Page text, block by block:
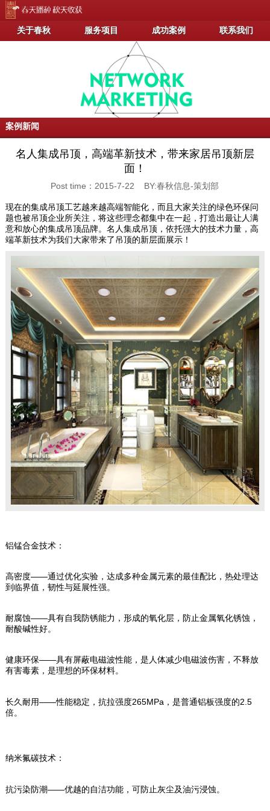
关于春秋 服务项目 成功案例 联系我们
案例新闻
名人集成吊顶，高端革新技术，带来家居吊顶新层
面！
Post time：2015-7-22 BY:春秋信息-策划部
现在的集成吊顶工艺越来越高端智能化，而且大家关注的绿色环保问
题也被吊顶企业所关注，将这些理念都集中在一起，打造出最让人满
意和放心的集成吊顶品牌。名人集成吊顶，依托强大的技术力量，高
端革新技术为我们大家带来了吊顶的新层面展示！
铝锰合金技术：
高密度——通过优化实验，达成多种金属元素的最佳配比，热处理达
到临界值，韧性与延展性强。
耐腐蚀——具有自我防锈能力，形成的氧化层，防止金属氧化锈蚀，
耐酸碱性好。
健康环保——具有屏蔽电磁波性能，是人体减少电磁波伤害，不释放
有害毒素，是理想的环保材料。
长久耐用——性能稳定，抗拉强度265MPa，是普通铝板强度的2.5
倍。
纳米氟碳技术：
抗污染防潮——优越的自洁功能，可防止灰尘及油污浸蚀。